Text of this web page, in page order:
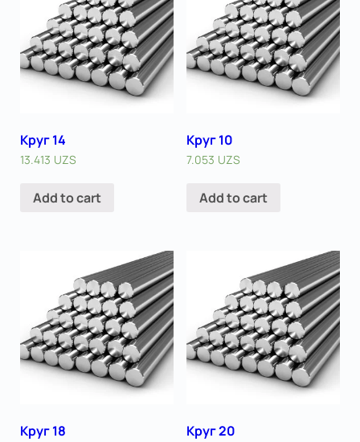
Круг 14
13.413 UZS
Add to cart
Круг 10
7.053 UZS
Add to cart
Круг 18 Круг 20